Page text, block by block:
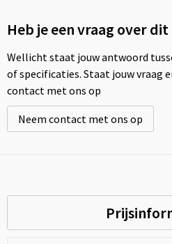
Heb je een vraag over
Wellicht staat jouw antwoord
of specificaties. Staat jouw vraag
contact met ons op
Neem contact met ons op